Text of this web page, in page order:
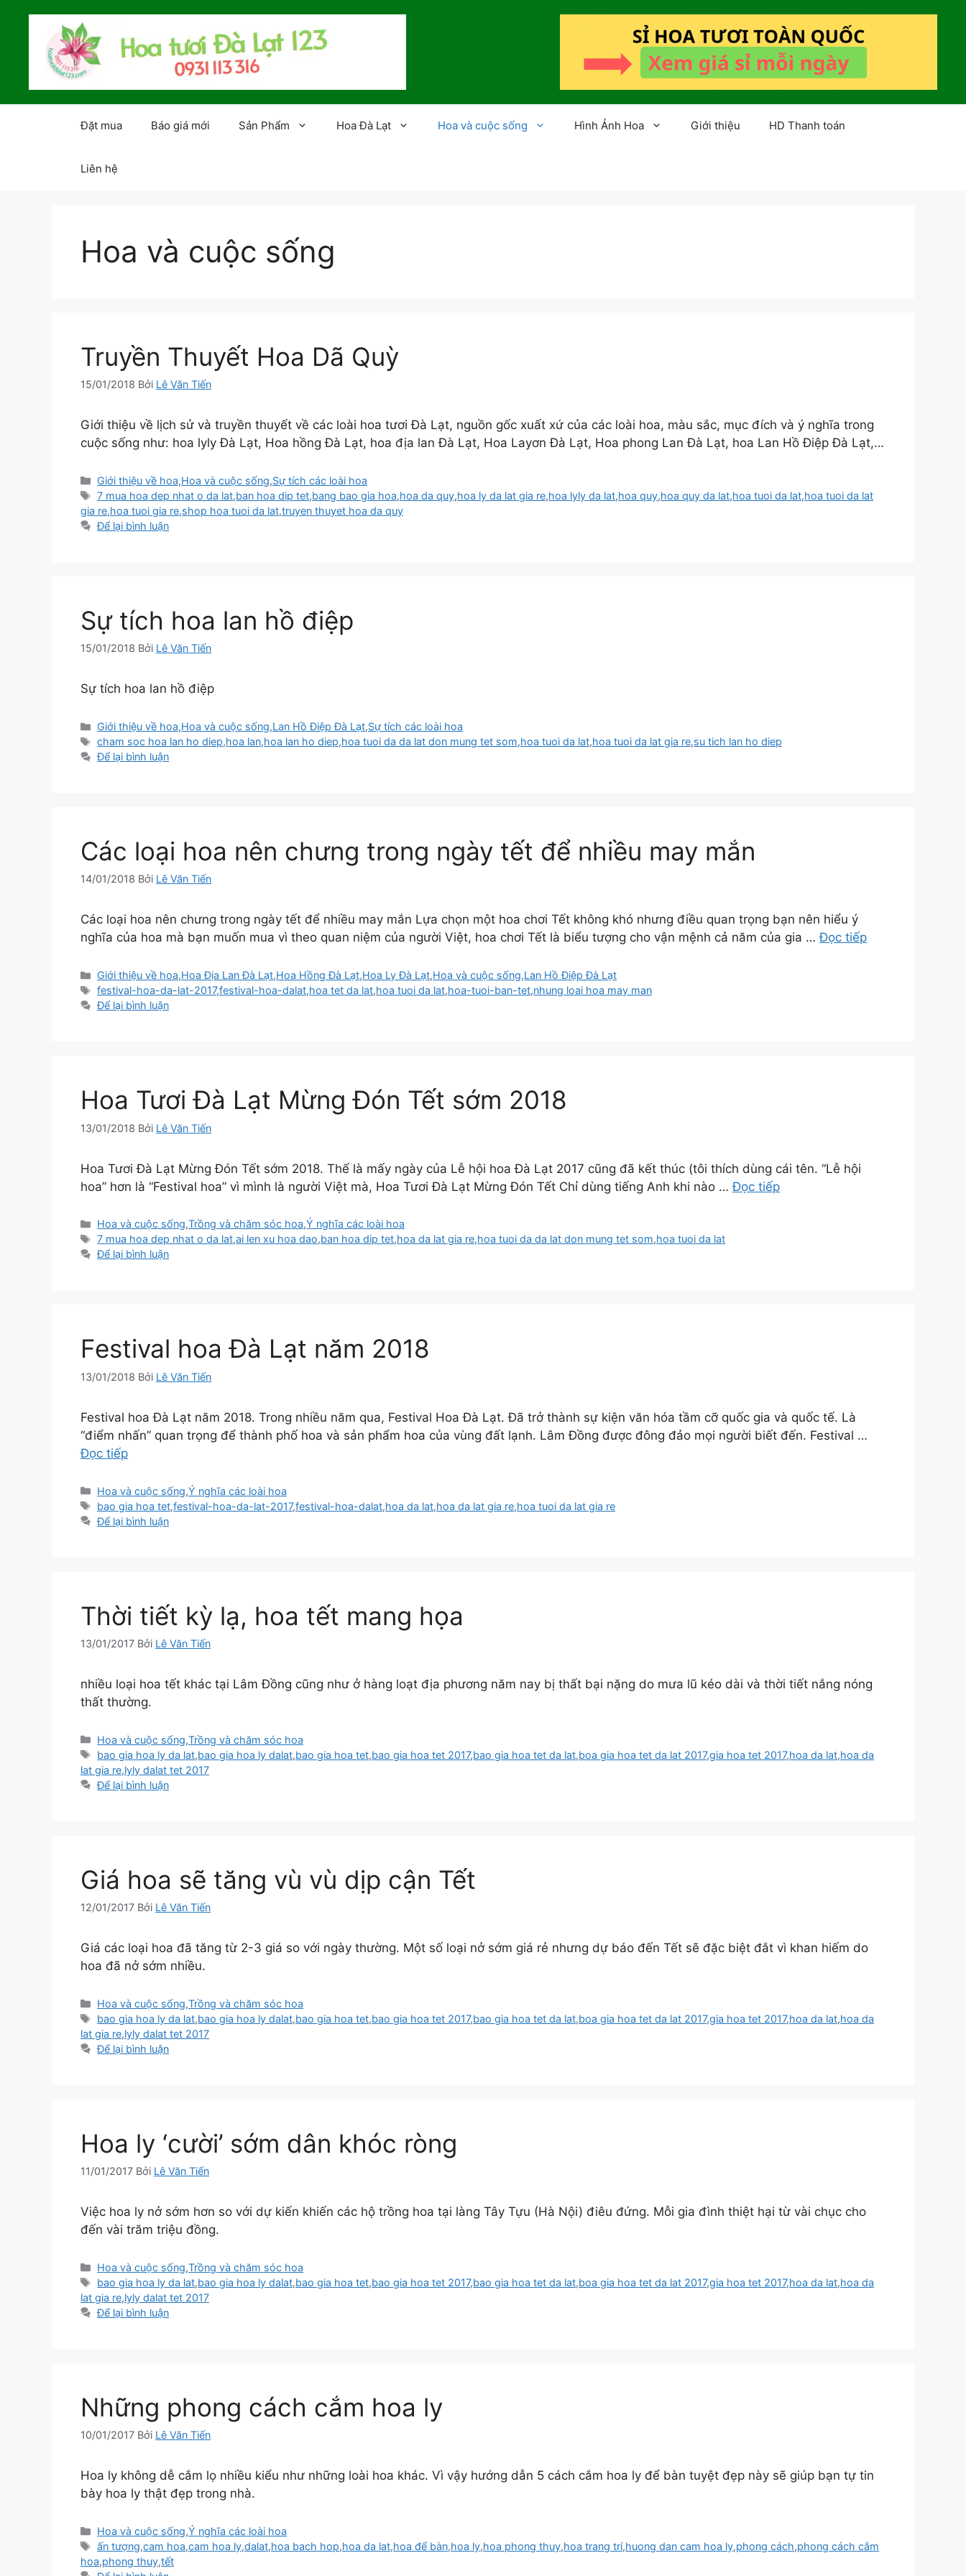
Đặt mua Báo giá mới Sản Phẩm Hoa Đà Lạt Hoa và cuộc sống Hình Ảnh Hoa Giới thiệu HD Thanh toán
Liên hệ
Hoa và cuộc sống
Truyền Thuyết Hoa Dã Quỳ
15/01/2018 Bởi Lê Văn Tiến
Giới thiệu về lịch sử và truyền thuyết về các loài hoa tươi Đà Lạt, nguồn gốc xuất xứ của các loài hoa, màu sắc, mục đích và ý nghĩa trong
cuộc sống như: hoa lyly Đà Lạt, Hoa hồng Đà Lạt, hoa địa lan Đà Lạt, Hoa Layơn Đà Lạt, Hoa phong Lan Đà Lạt, hoa Lan Hồ Điệp Đà Lạt,…
Danh
mục
Giới thiệu về hoa,Hoa và cuộc sống,Sự tích các loài hoa
Thẻ
7 mua hoa dep nhat o da lat,ban hoa dip tet,bang bao gia hoa,hoa da quy,hoa ly da lat gia re,hoa lyly da lat,hoa quy,hoa quy da lat,hoa tuoi da lat,hoa tuoi da lat
gia re,hoa tuoi gia re,shop hoa tuoi da lat,truyen thuyet hoa da quy
Để lại bình luận
Sự tích hoa lan hồ điệp
15/01/2018 Bởi Lê Văn Tiến
Sự tích hoa lan hồ điệp
Danh
mục
Giới thiệu về hoa,Hoa và cuộc sống,Lan Hồ Điệp Đà Lạt,Sự tích các loài hoa
Thẻ
cham soc hoa lan ho diep,hoa lan,hoa lan ho diep,hoa tuoi da da lat don mung tet som,hoa tuoi da lat,hoa tuoi da lat gia re,su tich lan ho diep
Để lại bình luận
Các loại hoa nên chưng trong ngày tết để nhiều may mắn
14/01/2018 Bởi Lê Văn Tiến
Các loại hoa nên chưng trong ngày tết để nhiều may mắn Lựa chọn một hoa chơi Tết không khó nhưng điều quan trọng bạn nên hiểu ý
nghĩa của hoa mà bạn muốn mua vì theo quan niệm của người Việt, hoa chơi Tết là biểu tượng cho vận mệnh cả năm của gia …Đọc tiếp
Danh
mục
Giới thiệu về hoa,Hoa Địa Lan Đà Lạt,Hoa Hồng Đà Lạt,Hoa Ly Đà Lạt,Hoa và cuộc sống,Lan Hồ Điệp Đà Lạt
Thẻ
festival-hoa-da-lat-2017,festival-hoa-dalat,hoa tet da lat,hoa tuoi da lat,hoa-tuoi-ban-tet,nhung loai hoa may man
Để lại bình luận
Hoa Tươi Đà Lạt Mừng Đón Tết sớm 2018
13/01/2018 Bởi Lê Văn Tiến
Hoa Tươi Đà Lạt Mừng Đón Tết sớm 2018. Thế là mấy ngày của Lễ hội hoa Đà Lạt 2017 cũng đã kết thúc (tôi thích dùng cái tên. “Lễ hội
hoa” hơn là “Festival hoa” vì mình là người Việt mà, Hoa Tươi Đà Lạt Mừng Đón Tết Chỉ dùng tiếng Anh khi nào …Đọc tiếp
Danh
mục
Hoa và cuộc sống,Trồng và chăm sóc hoa,Ý nghĩa các loài hoa
Thẻ
7 mua hoa dep nhat o da lat,ai len xu hoa dao,ban hoa dip tet,hoa da lat gia re,hoa tuoi da da lat don mung tet som,hoa tuoi da lat
Để lại bình luận
Festival hoa Đà Lạt năm 2018
13/01/2018 Bởi Lê Văn Tiến
Festival hoa Đà Lạt năm 2018. Trong nhiều năm qua, Festival Hoa Đà Lạt. Đã trở thành sự kiện văn hóa tầm cỡ quốc gia và quốc tế. Là
“điểm nhấn” quan trọng để thành phố hoa và sản phẩm hoa của vùng đất lạnh. Lâm Đồng được đông đảo mọi người biết đến. Festival …
Đọc tiếp
Danh
mục
Hoa và cuộc sống,Ý nghĩa các loài hoa
Thẻ
bao gia hoa tet,festival-hoa-da-lat-2017,festival-hoa-dalat,hoa da lat,hoa da lat gia re,hoa tuoi da lat gia re
Để lại bình luận
Thời tiết kỳ lạ, hoa tết mang họa
13/01/2017 Bởi Lê Văn Tiến
nhiều loại hoa tết khác tại Lâm Đồng cũng như ở hàng loạt địa phương năm nay bị thất bại nặng do mưa lũ kéo dài và thời tiết nắng nóng
thất thường.
Danh
mục
Hoa và cuộc sống,Trồng và chăm sóc hoa
Thẻ
bao gia hoa ly da lat,bao gia hoa ly dalat,bao gia hoa tet,bao gia hoa tet 2017,bao gia hoa tet da lat,boa gia hoa tet da lat 2017,gia hoa tet 2017,hoa da lat,hoa da
lat gia re,lyly dalat tet 2017
Để lại bình luận
Giá hoa sẽ tăng vù vù dịp cận Tết
12/01/2017 Bởi Lê Văn Tiến
Giá các loại hoa đã tăng từ 2-3 giá so với ngày thường. Một số loại nở sớm giá rẻ nhưng dự báo đến Tết sẽ đặc biệt đắt vì khan hiếm do
hoa đã nở sớm nhiều.
Danh
mục
Hoa và cuộc sống,Trồng và chăm sóc hoa
Thẻ
bao gia hoa ly da lat,bao gia hoa ly dalat,bao gia hoa tet,bao gia hoa tet 2017,bao gia hoa tet da lat,boa gia hoa tet da lat 2017,gia hoa tet 2017,hoa da lat,hoa da
lat gia re,lyly dalat tet 2017
Để lại bình luận
Hoa ly ‘cười’ sớm dân khóc ròng
11/01/2017 Bởi Lê Văn Tiến
Việc hoa ly nở sớm hơn so với dự kiến khiến các hộ trồng hoa tại làng Tây Tựu (Hà Nội) điêu đứng. Mỗi gia đình thiệt hại từ vài chục cho
đến vài trăm triệu đồng.
Danh
mục
Hoa và cuộc sống,Trồng và chăm sóc hoa
Thẻ
bao gia hoa ly da lat,bao gia hoa ly dalat,bao gia hoa tet,bao gia hoa tet 2017,bao gia hoa tet da lat,boa gia hoa tet da lat 2017,gia hoa tet 2017,hoa da lat,hoa da
lat gia re,lyly dalat tet 2017
Để lại bình luận
Những phong cách cắm hoa ly
10/01/2017 Bởi Lê Văn Tiến
Hoa ly không dễ cắm lọ nhiều kiểu như những loài hoa khác. Vì vậy hướng dẫn 5 cách cắm hoa ly để bàn tuyệt đẹp này sẽ giúp bạn tự tin
bày hoa ly thật đẹp trong nhà.
Danh
mục
Hoa và cuộc sống,Ý nghĩa các loài hoa
Thẻ
ấn tượng,cam hoa,cam hoa ly,dalat,hoa bach hop,hoa da lat,hoa để bàn,hoa ly,hoa phong thuy,hoa trang trí,huong dan cam hoa ly,phong cách,phong cách cắm
hoa,phong thuy,tết